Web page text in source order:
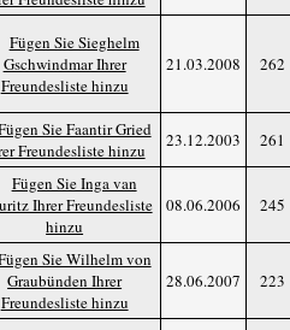
21.03.2008 262
23.12.2003 261
08.06.2006 245
28.06.2007 223